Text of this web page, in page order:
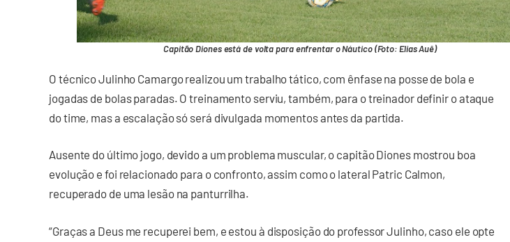
Capitão Diones está de volta para enfrentar o Náutico (Foto: Elias Auê)
O técnico Julinho Camargo realizou um trabalho tático, com ênfase na posse de bola e
jogadas de bolas paradas. O treinamento serviu, também, para o treinador definir o ataque
do time, mas a escalação só será divulgada momentos antes da partida.
Ausente do último jogo, devido a um problema muscular, o capitão Diones mostrou boa
evolução e foi relacionado para o confronto, assim como o lateral Patric Calmon,
recuperado de uma lesão na panturrilha.
“Graças a Deus me recuperei bem, e estou à disposição do professor Julinho, caso ele opte